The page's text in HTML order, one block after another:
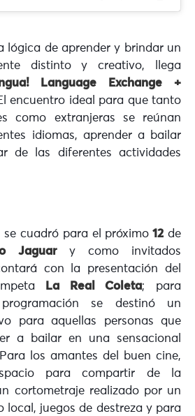
lógica de aprender y brindar un
distinto y creativo, llega
Language Exchange +
encuentro ideal para que tanto
como extranjeras se reúnan
idiomas, aprender a bailar
de las diferentes actividades
se cuadró para el próximo 12 de
Jaguary como invitados
con la presentación del
La Real Coleta; para
se destinó un
para aquellas personas que
a bailar en una sensacional
los amantes del buen cine,
para compartir de la
cortometraje realizado por un
local, juegos de destreza y para